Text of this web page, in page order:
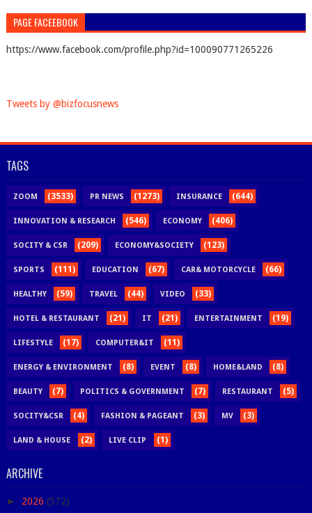
PAGE FACEEBOOK
https://www.facebook.com/profile.php?id=100090771265226
Tweets by @bizfocusnews
TAGS
ZOOM (3533) PR NEWS (1273) INSURANCE (644)
INNOVATION & RESEARCH (546) ECONOMY (406)
SOCITY & CSR (209) ECONOMY&SOCIETY (123)
SPORTS (111) EDUCATION (67) CAR& MOTORCYCLE (66)
HEALTHY (59) TRAVEL (44) VIDEO (33)
HOTEL & RESTAURANT (21) IT (21) ENTERTAINMENT (19)
LIFESTYLE (17) COMPUTER&IT (11)
ENERGY & ENVIRONMENT (8) EVENT (8) HOME&LAND (8)
BEAUTY (7) POLITICS & GOVERNMENT (7) RESTAURANT (5)
SOCITY&CSR (4) FASHION & PAGEANT (3) MV (3)
LAND & HOUSE (2) LIVE CLIP (1)
ARCHIVE
► 2026 (572)